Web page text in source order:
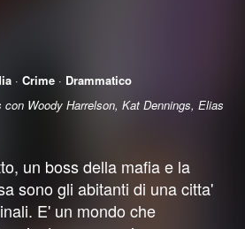
·Crime · Drammatico
Woody Harrelson, Kat Dennings, Elias
un boss della mafia e la
sono gli abitanti di una citta'
E' un mondo che